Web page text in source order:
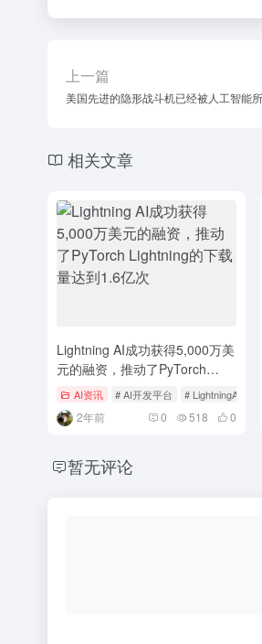
上一篇
美国先进的隐形战斗机已经被人工智能
相关文章
Lightning AI成功获得5,000万美
元的融资，推动了PyTorch
Lightning的下载量达到1.6亿次
AI资讯 # AI开发平台 # LightningAI
2年前 0 518 0
暂无评论